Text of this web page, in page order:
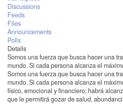
Discussions
Feeds
Files
Announcements
Polls
Details
Somos una fuerza que busca hacer una
mundo. Si cada persona alcanza el
Somos una fuerza que busca hacer una
mundo. Si cada persona alcanza el
físico, emocional y financiero; habrá
que le permitirá gozar de salud,